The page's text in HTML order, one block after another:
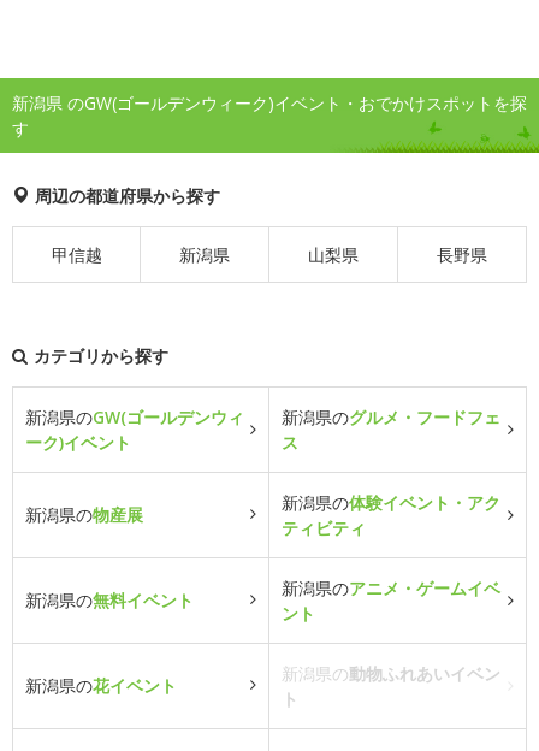
新潟県 のGW(ゴールデンウィーク)イベント・おでかけスポットを探
す
周辺の都道府県から探す
甲信越 新潟県 山梨県 長野県
カテゴリから探す
新潟県のGW(ゴールデンウィ
ーク)イベント
新潟県のグルメ・フードフェ
ス
新潟県の物産展
新潟県の体験イベント・アク
ティビティ
新潟県の無料イベント
新潟県のアニメ・ゲームイベ
ント
新潟県の花イベント
新潟県の動物ふれあいイベン
ト